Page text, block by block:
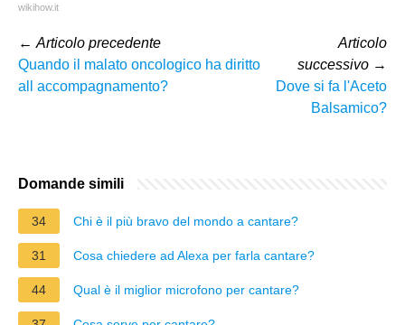
wikihow.it
← Articolo precedente
Quando il malato oncologico ha diritto
all accompagnamento?
Articolo
successivo →
Dove si fa l'Aceto
Balsamico?
Domande simili
34 Chi è il più bravo del mondo a cantare?
31 Cosa chiedere ad Alexa per farla cantare?
44 Qual è il miglior microfono per cantare?